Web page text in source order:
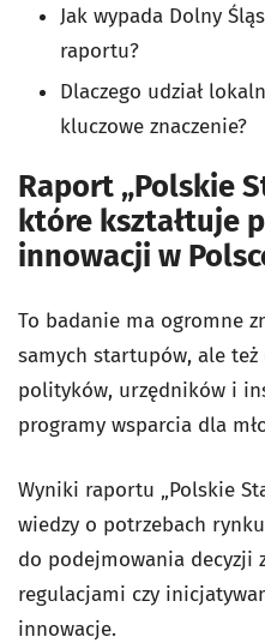
Jak wypada Dolny
raportu?
Dlaczego udział
kluczowe znaczenie?
Raport „Polskie
które kształtuje
innowacji w
To badanie ma ogromne
samych startupów, ale
polityków, urzędników i
programy wsparcia dla
Wyniki raportu „Polskie
wiedzy o potrzebach
do podejmowania decyzji
regulacjami czy
innowacje.